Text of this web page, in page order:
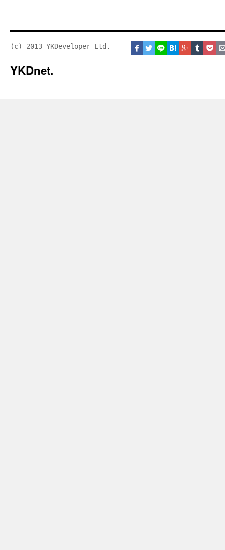
(c) 2013 YKDeveloper Ltd.
YKDnet.